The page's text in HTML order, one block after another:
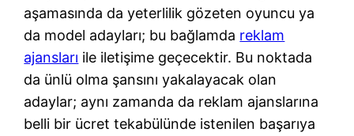
aşamasında da yeterlilik gözeten oyuncu ya
da model adayları; bu bağlamda reklam
ajansları ile iletişime geçecektir. Bu noktada
da ünlü olma şansını yakalayacak olan
adaylar; aynı zamanda da reklam ajanslarına
belli bir ücret tekabülünde istenilen başarıya